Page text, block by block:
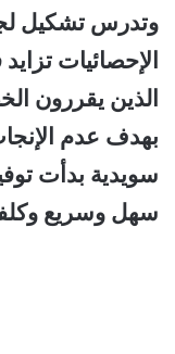
وتدرس تشكيل
الإحصائيات
الذين يقررون
بهدف عدم
سويدية بدأت
سهل وسريع